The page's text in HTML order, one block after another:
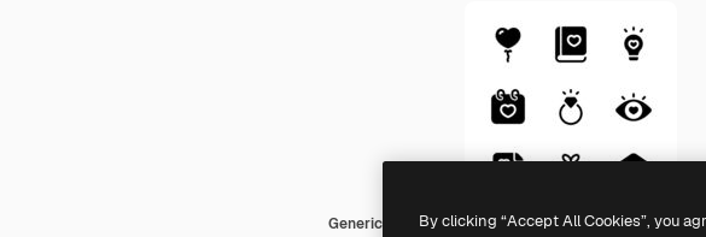
Generic black fillBy clicking “Accept All Cookies”, you